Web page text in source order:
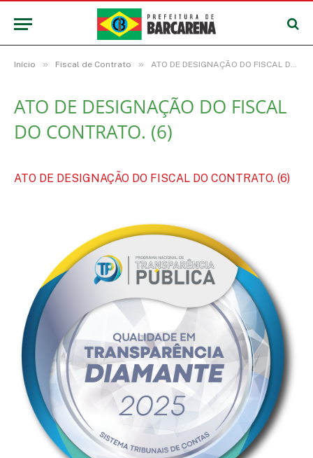
Início » Fiscal de Contrato » ATO DE DESIGNAÇÃO DO FISCAL DO CONTRATO. (6)
ATO DE DESIGNAÇÃO DO FISCAL
DO CONTRATO. (6)
ATO DE DESIGNAÇÃO DO FISCAL DO CONTRATO. (6)